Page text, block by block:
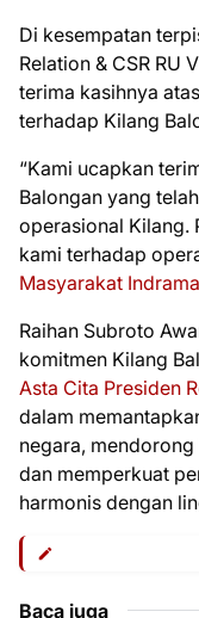
Di kesempatan
Relation & CSR RU
terima kasihnya
terhadap Kilang
“Kami ucapkan
Balongan yang
operasional Kilang.
kami terhadap
Masyarakat
Raihan Subroto
komitmen Kilang
Asta Cita Presiden
dalam
negara,
dan memperkuat
harmonis dengan
Baca juga